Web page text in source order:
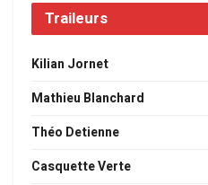
Traileurs
Kilian Jornet
Mathieu Blanchard
Théo Detienne
Casquette Verte